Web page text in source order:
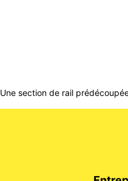
Une section de rail